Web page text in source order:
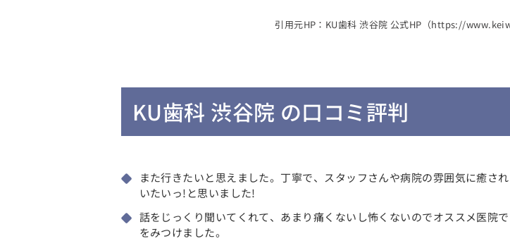
引用元HP：KU歯科 渋谷院 公式HP（https://
KU歯科 渋谷院 の口コミ評判
また行きたいと思えました。丁寧で、スタッフさんや病院の雰囲気に癒
いたいっ!と思いました!
話をじっくり聞いてくれて、あまり痛くないし怖くないのでオススメ医院
をみつけました。